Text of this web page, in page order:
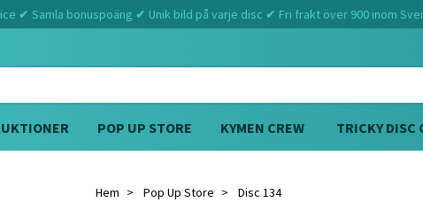
✔ Samla bonuspoäng ✔ Unik bild på varje disc ✔ Fri frakt över 900 inom
POP UP STORE KYMEN CREW TRICKY DISC
Hem Pop Up Store Disc 134